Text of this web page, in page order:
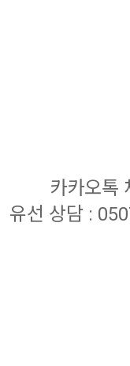
카카오톡
유선 상담 :